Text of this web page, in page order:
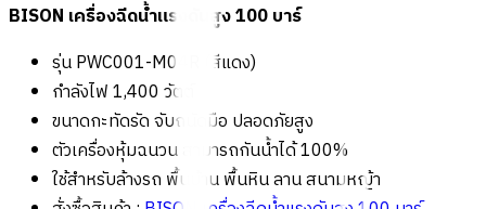
BISON เครื่องฉีดน้ำแรงดันสูง 100 บาร์
รุ่น PWC001-M04R (สีแดง)
กำลังไฟ 1,400 วัตต์
ขนาดกะทัดรัด จับถนัดมือ ปลอดภัยสูง
ตัวเครื่องหุ้มฉนวน สามารถกันน้ำได้ 100%
ใช้สำหรับล้างรถ พื้นบ้าน พื้นหิน ลาน สนามหญ้า